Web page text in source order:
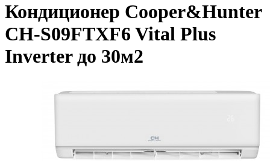
Кондиционер Cooper&Hunter
CH-S09FTXF6 Vital Plus
Inverter до 30м2